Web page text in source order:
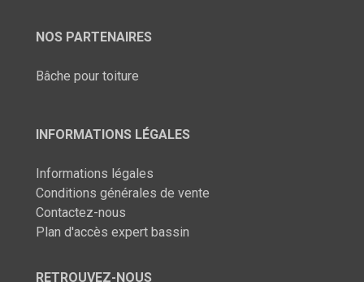
NOS PARTENAIRES
Bâche pour toiture
INFORMATIONS LÉGALES
Informations légales
Conditions générales de vente
Contactez-nous
Plan d'accès expert bassin
RETROUVEZ-NOUS